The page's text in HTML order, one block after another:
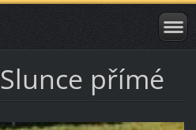
přímé